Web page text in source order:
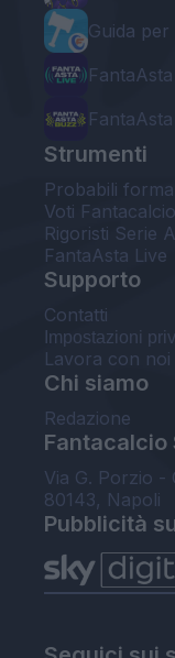
Guida
Strumenti
Probabili
Voti
Rigoristi Serie A
FantaAsta Live
Supporto
Contatti
Impostazioni
Lavora con noi
Chi siamo
Redazione
Fantacalcio
Via G. Porzio -
80143, Napoli
Pubblicità